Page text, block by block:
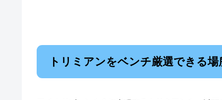
トリミアンをベンチ厳選できる